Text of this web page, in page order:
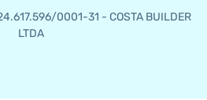
0001-31 - COSTA BUILDER
LTDA